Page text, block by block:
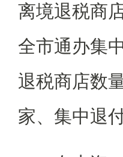
离境退税商
全市通办集
退税商店数
家、集中退